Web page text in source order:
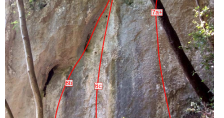
6b 6c
7a+